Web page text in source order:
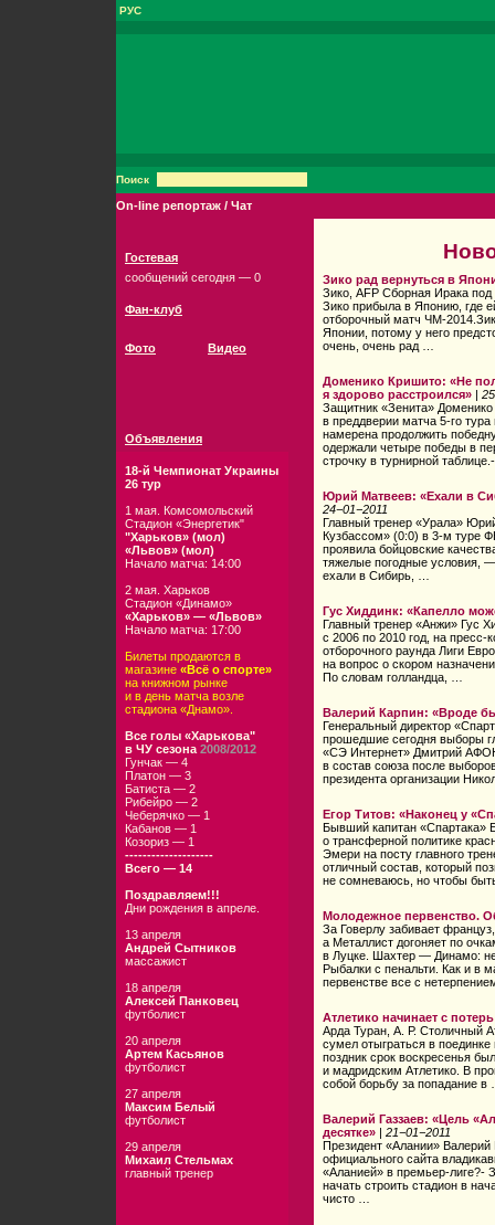
РУС
Поиск
On-line репортаж / Чат
Гостевая
сообщений сегодня — 0
Фан-клуб
Фото Видео
Объявления
18-й Чемпионат Украины
26 тур
1 мая. Комсомольский
Стадион «Энергетик"
"Харьков» (мол)
«Львов» (мол)
Начало матча: 14:00
2 мая. Харьков
Стадион «Динамо»
«Харьков» — «Львов»
Начало матча: 17:00
Билеты продаются в
магазине «Всё о спорте»
на книжном рынке
и в день матча возле
стадиона «Днамо».
Все голы «Харькова"
в ЧУ сезона 2008/2012
Гунчак — 4
Платон — 3
Батиста — 2
Рибейро — 2
Чеберячко — 1
Кабанов — 1
Козориз — 1
--------------------
Всего — 14
Поздравляем!!!
Дни рождения в апреле.
13 апреля
Андрей Сытников
массажист
18 апреля
Алексей Панковец
футболист
20 апреля
Артем Касьянов
футболист
27 апреля
Максим Белый
футболист
29 апреля
Михаил Стельмах
главный тренер
Зико рад вернуться в
Зико, AFP Сборная Ирака под
Зико прибыла в Японию, где
отборочный матч ЧМ-
Японии, потому у него
очень, очень рад …
Доменико Кришито: «Не
я здорово расстроился» |
Защитник «Зенита»
в преддверии матча 5-го
намерена продолжить
одержали четыре победы в
строчку в турнирной
Юрий Матвеев: «Ехали в
24−01−2011
Главный тренер «Урала»
Кузбассом» (0:0) в 3-м туре
проявила бойцовские
тяжелые погодные условия,
ехали в Сибирь, …
Гус Хиддинк: «Капелло
Главный тренер «Анжи» Гус
с 2006 по 2010 год, на пресс-
отборочного раунда Лиги
на вопрос о скором
По словам голландца, …
Валерий Карпин: «Вроде
Генеральный директор
прошедшие сегодня выборы
«СЭ Интернет» Дмитрий
в состав союза после
президента организации
Егор Титов: «Наконец у
Бывший капитан «Спартака»
о трансферной политике
Эмери на посту главного
отличный состав, который
не сомневаюсь, но чтобы
Молодежное первенство.
За Говерлу забивает
а Металлист догоняет по
в Луцке. Шахтер — Динамо:
Рыбалки с пенальти. Как и в
первенстве все с
Атлетико начинает с потерь
Арда Туран, А. Р. Столичный
сумел отыграться в
поздник срок воскресенья
и мадридским Атлетико. В
собой борьбу за попадание в
Валерий Газзаев: «Цель
десятке» | 21−01−2011
Президент «Алании» Валерий
официального сайта
«Аланией» в премьер-лиге?-
начать строить стадион в
чисто …